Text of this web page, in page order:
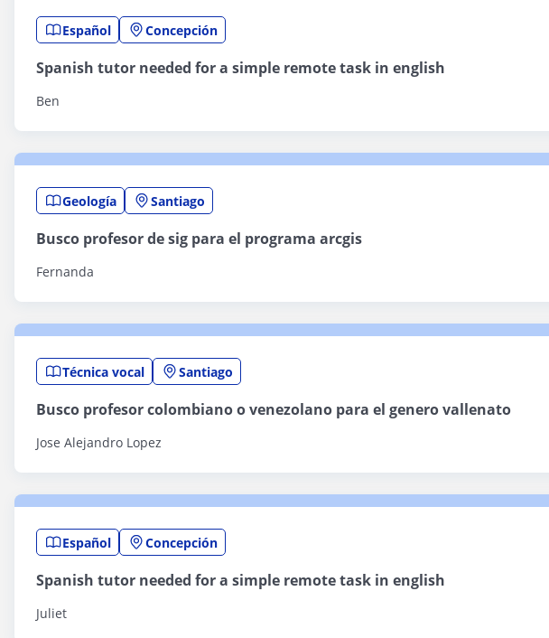
Español Concepción
Ben
Spanish tutor needed for a simple remote task in english
Geología Santiago
Fernanda
Busco profesor de sig para el programa arcgis
Técnica vocal Santiago
Jose Alejandro Lopez
Busco profesor colombiano o venezolano para el genero vallenato
Español Concepción
Juliet
Spanish tutor needed for a simple remote task in english